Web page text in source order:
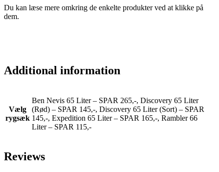
Du kan læse mere omkring de enkelte produkter ved at klikke på
dem.
Additional information
Vælg
rygsæk
Ben Nevis 65 Liter – SPAR 265,-, Discovery 65 Liter
(Rød) – SPAR 145,-, Discovery 65 Liter (Sort) – SPAR
145,-, Expedition 65 Liter – SPAR 165,-, Rambler 66
Liter – SPAR 115,-
Reviews